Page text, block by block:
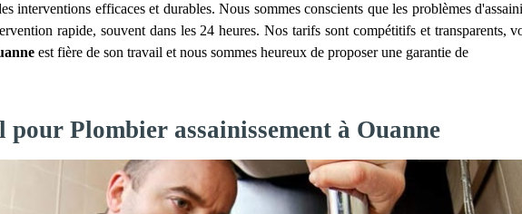
interventions efficaces et durables. Nous sommes conscients que les problèmes
rapide, souvent dans les 24 heures. Nos tarifs sont compétitifs et transparents,
est fière de son travail et nous sommes heureux de proposer une garantie de
Plombier assainissement à Ouanne